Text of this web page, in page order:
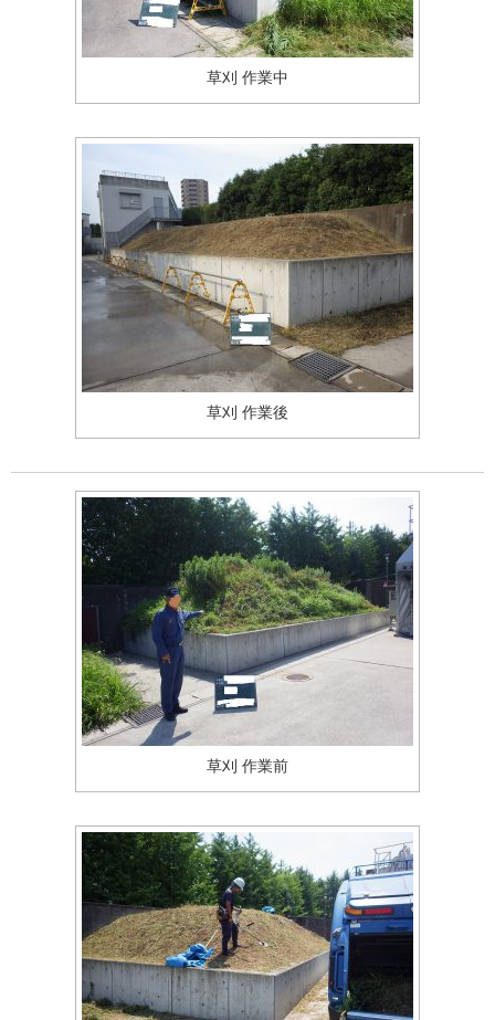
草刈 作業中
草刈 作業後
草刈 作業前